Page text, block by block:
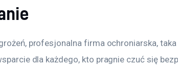
profesjonalna firma ochroniarska, taka
dla każdego, kto pragnie czuć się